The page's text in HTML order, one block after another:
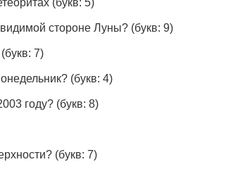
(букв: 5)
стороне Луны? (букв: 9)
(букв: 7)
(букв: 4)
году? (букв: 8)
(букв: 7)